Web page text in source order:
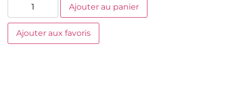
Ajouter au panier
Ajouter aux favoris